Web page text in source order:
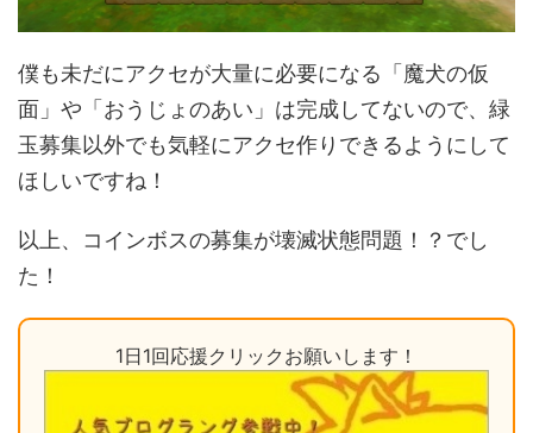
僕も未だにアクセが大量に必要になる「魔犬の仮
面」や「おうじょのあい」は完成してないので、緑
玉募集以外でも気軽にアクセ作りできるようにして
ほしいですね！
以上、コインボスの募集が壊滅状態問題！？でし
た！
1日1回応援クリックお願いします！